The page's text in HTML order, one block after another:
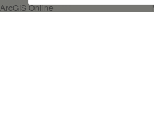
ArcGIS Online